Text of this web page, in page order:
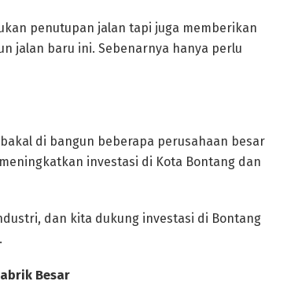
penutupan jalan tapi juga memberikan
jalan baru ini. Sebenarnya hanya perlu
di bangun beberapa perusahaan besar
investasi di Kota Bontang dan
dan kita dukung investasi di Bontang
Besar